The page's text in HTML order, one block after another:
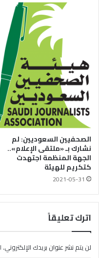
الصحفيين السعوديين: لم
نشارك بـ «ملتقى الإعلام»..
الجهة المنظمة اجتهدت
كتكريم للهيئة
2021-05-31
اترك تعليقاً
لن يتم نشر عنوان بريدك الإلكتروني.